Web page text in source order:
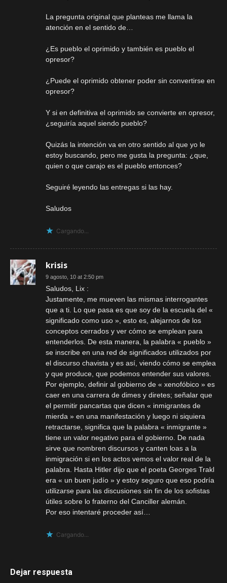
La pregunta original que planteas me llama la
atención en el sentido de…
¿Es pueblo el oprimido y también es pueblo el
opresor?
¿Puede el oprimido obtener poder sin convertirse en
opresor?
Y si en definitiva el oprimido se convierte en opresor,
¿seguiría aquel siendo pueblo?
Quizás la intención va en otro sentido al que yo le
estoy buscando, pero me gusta la pregunta: ¿que,
quien o que carajo es el pueblo entonces?
Seguiré leyendo las entregas si las hay.
Saludos
Cargando...
krisis
9 agosto, 10 at 2:50 pm
Saludos, Lix :
Justamente, me mueven las mismas interrogantes
que a ti. Lo que pasa es que soy de la escuela del «
significado como uso », esto es, alejarnos de los
conceptos cerrados y ver cómo se emplean para
entenderlos. De esta manera, la palabra « pueblo »
se inscribe en una red de significados utilizados por
el discurso chavista y es así, viendo cómo se emplea
y que produce, que podemos entender sus valores.
Por ejemplo, definir al gobierno de « xenofóbico » es
caer en una carrera de dimes y diretes; señalar que
el permitir pancartas que dicen « inmigrantes de
mierda » en una manifestación y luego ni siquiera
retractarse, significa que la palabra « inmigrante »
tiene un valor negativo para el gobierno. De nada
sirve que nombren discursos y canten loas a la
inmigración si en los actos vemos el valor real de la
palabra. Hasta Hitler dijo que el poeta Georges Trakl
era « un buen judío » y estoy seguro que eso podría
utilizarse para las discusiones sin fin de los sofistas
útiles sobre lo fraterno del Canciller alemán.
Por eso intentaré proceder así…
Cargando...
Dejar respuesta